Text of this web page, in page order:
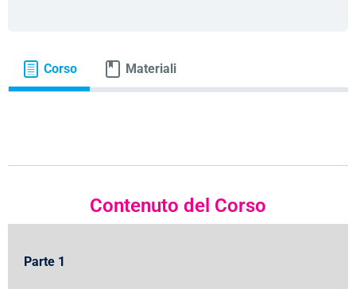
Corso Materiali
Contenuto del Corso
Parte 1